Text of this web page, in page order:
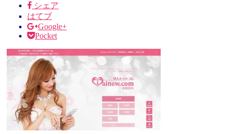
シェア
はてブ
Google+
Pocket